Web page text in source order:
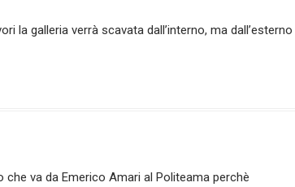
la galleria verrà scavata dall’interno, ma dall’esterno
va da Emerico Amari al Politeama perchè